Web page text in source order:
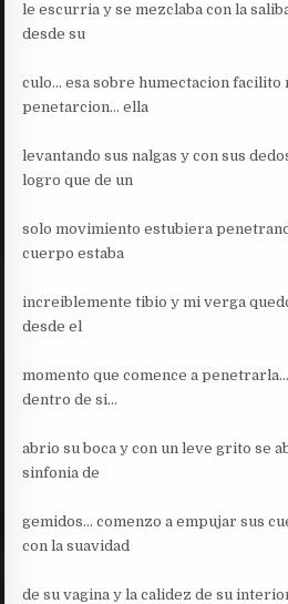
le escurria y se mezclaba con la
desde su
culo… esa sobre humectacion facilito
penetarcion… ella
levantando sus nalgas y con sus
logro que de un
solo movimiento estubiera
cuerpo estaba
increiblemente tibio y mi verga
desde el
momento que comence a
dentro de si…
abrio su boca y con un leve grito se
sinfonia de
gemidos… comenzo a empujar sus
con la suavidad
de su vagina y la calidez de su